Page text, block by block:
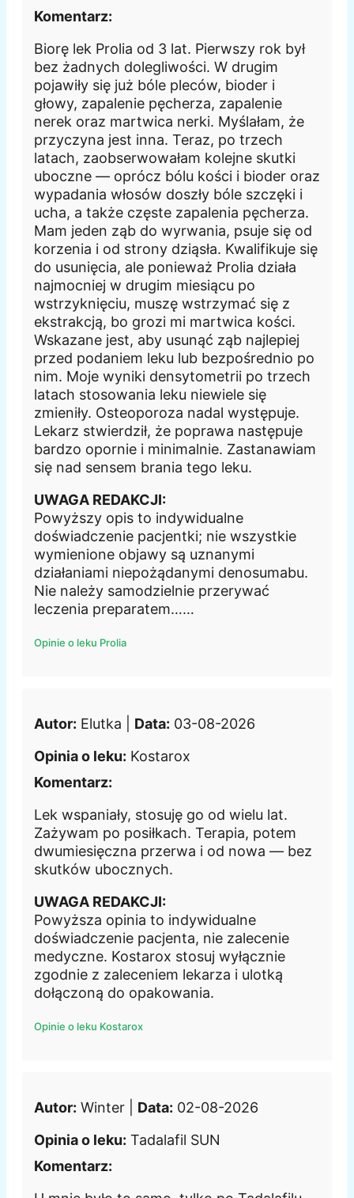
Komentarz:
Biorę lek Prolia od 3 lat. Pierwszy rok był
bez żadnych dolegliwości. W drugim
pojawiły się już bóle pleców, bioder i
głowy, zapalenie pęcherza, zapalenie
nerek oraz martwica nerki. Myślałam, że
przyczyna jest inna. Teraz, po trzech
latach, zaobserwowałam kolejne skutki
uboczne — oprócz bólu kości i bioder oraz
wypadania włosów doszły bóle szczęki i
ucha, a także częste zapalenia pęcherza.
Mam jeden ząb do wyrwania, psuje się od
korzenia i od strony dziąsła. Kwalifikuje się
do usunięcia, ale ponieważ Prolia działa
najmocniej w drugim miesiącu po
wstrzyknięciu, muszę wstrzymać się z
ekstrakcją, bo grozi mi martwica kości.
Wskazane jest, aby usunąć ząb najlepiej
przed podaniem leku lub bezpośrednio po
nim. Moje wyniki densytometrii po trzech
latach stosowania leku niewiele się
zmieniły. Osteoporoza nadal występuje.
Lekarz stwierdził, że poprawa następuje
bardzo opornie i minimalnie. Zastanawiam
się nad sensem brania tego leku.
UWAGA REDAKCJI:
Powyższy opis to indywidualne
doświadczenie pacjentki; nie wszystkie
wymienione objawy są uznanymi
działaniami niepożądanymi denosumabu.
Nie należy samodzielnie przerywać
leczenia preparatem……
Opinie o leku Prolia
Autor: Elutka | Data: 03-08-2026
Opinia o leku: Kostarox
Komentarz:
Lek wspaniały, stosuję go od wielu lat.
Zażywam po posiłkach. Terapia, potem
dwumiesięczna przerwa i od nowa — bez
skutków ubocznych.
UWAGA REDAKCJI:
Powyższa opinia to indywidualne
doświadczenie pacjenta, nie zalecenie
medyczne. Kostarox stosuj wyłącznie
zgodnie z zaleceniem lekarza i ulotką
dołączoną do opakowania.
Opinie o leku Kostarox
Autor: Winter | Data: 02-08-2026
Opinia o leku: Tadalafil SUN
Komentarz: